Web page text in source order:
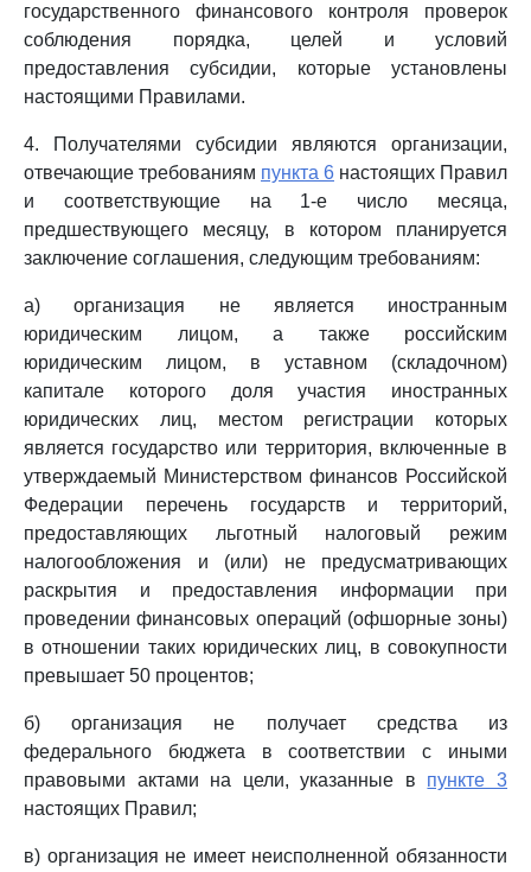
государственного финансового контроля проверок
соблюдения порядка, целей и условий
предоставления субсидии, которые установлены
настоящими Правилами.
4. Получателями субсидии являются организации,
отвечающие требованиям пункта 6 настоящих Правил
и соответствующие на 1-е число месяца,
предшествующего месяцу, в котором планируется
заключение соглашения, следующим требованиям:
а) организация не является иностранным
юридическим лицом, а также российским
юридическим лицом, в уставном (складочном)
капитале которого доля участия иностранных
юридических лиц, местом регистрации которых
является государство или территория, включенные в
утверждаемый Министерством финансов Российской
Федерации перечень государств и территорий,
предоставляющих льготный налоговый режим
налогообложения и (или) не предусматривающих
раскрытия и предоставления информации при
проведении финансовых операций (офшорные зоны)
в отношении таких юридических лиц, в совокупности
превышает 50 процентов;
б) организация не получает средства из
федерального бюджета в соответствии с иными
правовыми актами на цели, указанные в пункте 3
настоящих Правил;
в) организация не имеет неисполненной обязанности